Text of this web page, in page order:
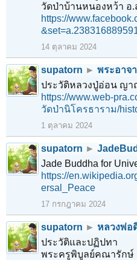
วัดป่าบ้านหนองหว้า อ
https://
14 ตุลาคม 2024
supatorn ► พระอาจ
ประวัติหลวงปู่อ่อน ญา
https://www.web-
วัดป่านิโครธาราม/
1 ตุลาคม 2024
supatorn ►
Jade Buddha for
https://
ersal_Peace
17 กรกฎาคม 2024
supatorn ► หลวงพ่
ประวัติและปฏิปทา
พระครูพิบูลย์คณารักษ์